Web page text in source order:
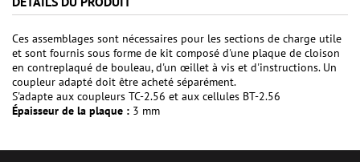
Ces assemblages sont nécessaires pour les sections de charge utile
et sont fournis sous forme de kit composé d'une plaque de cloison
en contreplaqué de bouleau, d'un œillet à vis et d'instructions. Un
coupleur adapté doit être acheté séparément.
S'adapte aux coupleurs TC-2.56 et aux cellules BT-2.56
Épaisseur de la plaque : 3 mm